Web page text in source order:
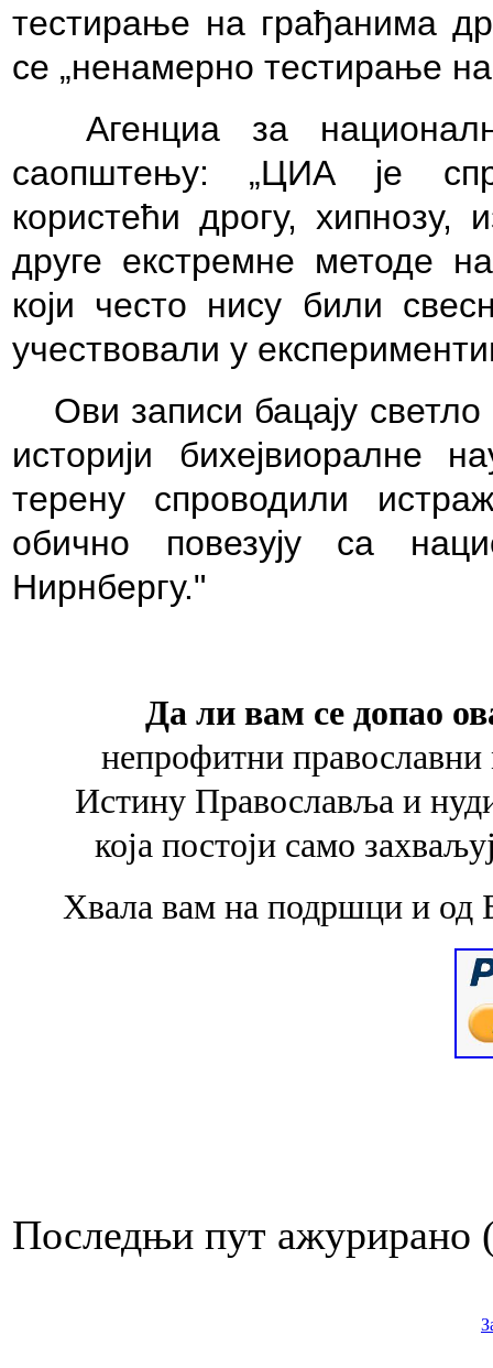
тестирање на грађанима
се „ненамерно тестирање
Агенциаза
саопштењу: „ЦИА је
користећи дрогу, хипнозу,
друге екстремне методе
који често нису били
учествовали у
Ови записи бацају
историји бихејвиоралне
терену спроводили
обично повезују са
Нирнбергу."
Да ли вам се допао
непрофитни православни
Истину Православља и
која постоји само
Хвала вам на подршци и од
Последњи пут ажурирано